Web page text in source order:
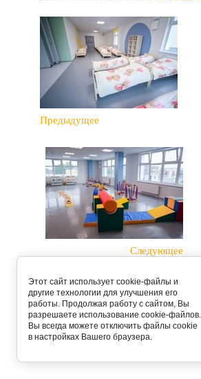
Предыдущее
Следующее
Вернуться в галерею
Этот сайт использует cookie-файлы и
другие технологии для улучшения его
работы. Продолжая работу с сайтом, Вы
разрешаете использование cookie-файлов.
Вы всегда можете отключить файлы cookie
в настройках Вашего браузера.